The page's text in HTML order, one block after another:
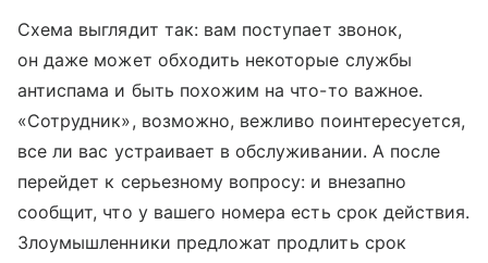
Схема выглядит так: вам поступает звонок,
он даже может обходить некоторые службы
антиспама и быть похожим на что-то важное.
«Сотрудник», возможно, вежливо поинтересуется,
все ли вас устраивает в обслуживании. А после
перейдет к серьезному вопросу: и внезапно
сообщит, что у вашего номера есть срок действия.
Злоумышленники предложат продлить срок